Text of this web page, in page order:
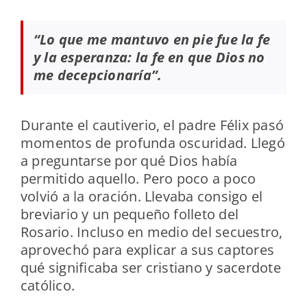
“Lo que me mantuvo en pie fue la fe
y la esperanza: la fe en que Dios no
me decepcionaría”.
Durante el cautiverio, el padre Félix pasó
momentos de profunda oscuridad. Llegó
a preguntarse por qué Dios había
permitido aquello. Pero poco a poco
volvió a la oración. Llevaba consigo el
breviario y un pequeño folleto del
Rosario. Incluso en medio del secuestro,
aprovechó para explicar a sus captores
qué significaba ser cristiano y sacerdote
católico.